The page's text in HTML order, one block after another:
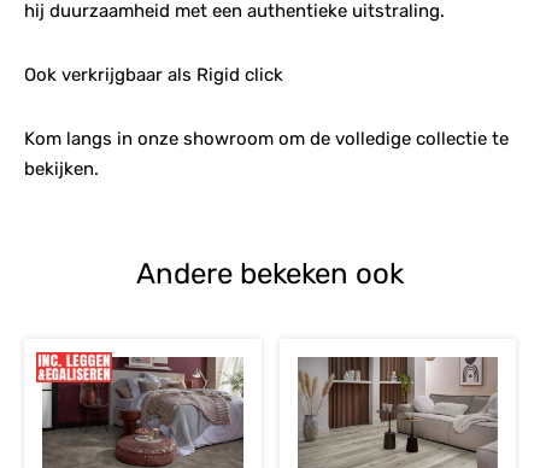
hij duurzaamheid met een authentieke uitstraling.
Ook verkrijgbaar als Rigid click
Kom langs in onze showroom om de volledige collectie te
bekijken.
Andere bekeken ook